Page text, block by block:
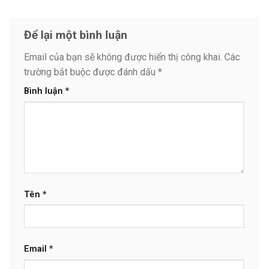
Để lại một bình luận
Email của bạn sẽ không được hiển thị công khai. Các
trường bắt buộc được đánh dấu *
Bình luận *
Tên *
Email *